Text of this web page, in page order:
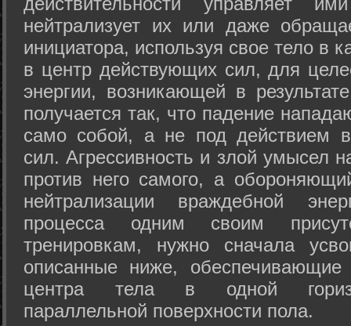
нейтрализует их или даже
инициатора, используя свое тело в
в центр действующих сил, для
энергии, возникающей в
получается так, что падение
само собой, а не под действием
сил. Агрессивность и злой умысел
против него самого, а
нейтрализации враждебной
процесса одним своим
тренировкам, нужно сначала
описанные ниже, обеспечивающие
центра тела в одной
параллельной поверхности пола.